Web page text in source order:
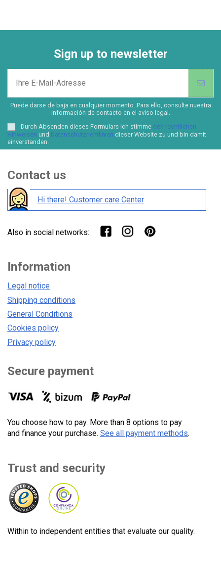
Sign up to newsletter
Puede darse de baja en cualquier momento. Para ello, consulte nuestra
información de contacto en el aviso legal.
Durch Absenden dieses Formulars Ich stimme den rechtlichen
Hinweisen und Datenschutzrichtlinien dieser Website zu und bin damit
einverstanden.
Contact us
Hi there! Customer care Center
Also in social networks:
Information
Legal notice
Shipping conditions
General Conditions
Cookies policy
Privacy policy
Secure payment
You choose how to pay. More than 8 options to pay
and finance your purchase. See all payment methods.
Trust and security
Within to independent entities that evaluate our quality.